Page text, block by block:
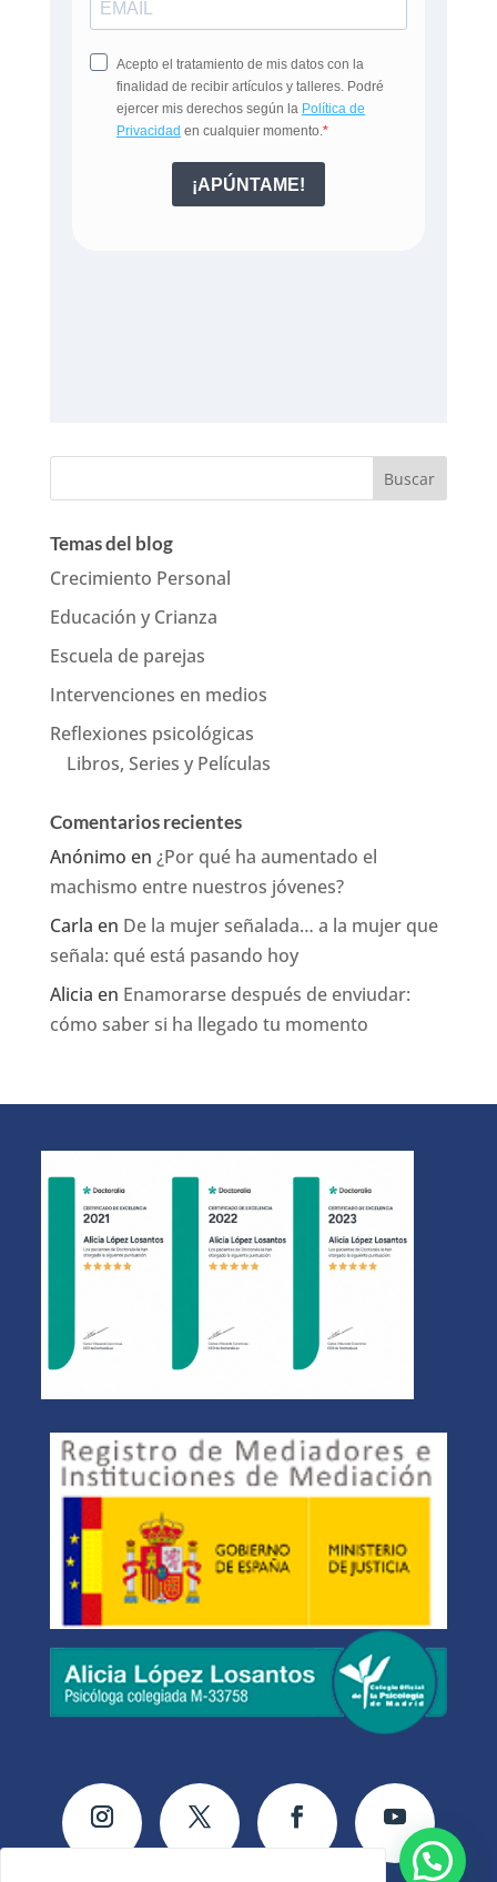
Temas del blog
Crecimiento Personal
Educación y Crianza
Escuela de parejas
Intervenciones en medios
Reflexiones psicológicas
Libros, Series y Películas
Comentarios recientes
Anónimo en ¿Por qué ha aumentado el
machismo entre nuestros jóvenes?
Carla en De la mujer señalada… a la mujer que
señala: qué está pasando hoy
Alicia en Enamorarse después de enviudar:
cómo saber si ha llegado tu momento